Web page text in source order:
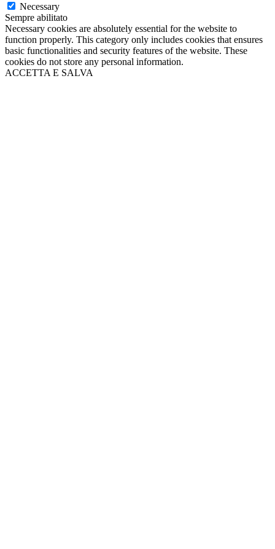
Necessary
Sempre abilitato
Necessary cookies are absolutely essential for the website to
function properly. This category only includes cookies that ensures
basic functionalities and security features of the website. These
cookies do not store any personal information.
ACCETTA E SALVA